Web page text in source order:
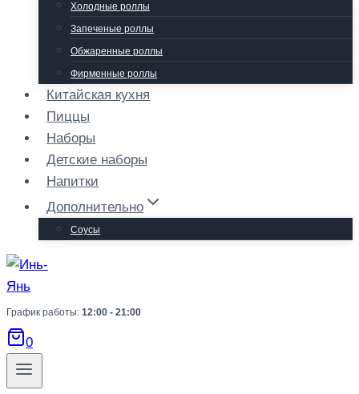
Холодные роллы
Запеченые роллы
Обжаренные роллы
Фирменные роллы
Китайская кухня
Пиццы
Наборы
Детские наборы
Напитки
Дополнительно
Соусы
График работы: 12:00 - 21:00
0